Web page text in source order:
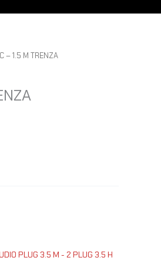
– 1.5 M TRENZA